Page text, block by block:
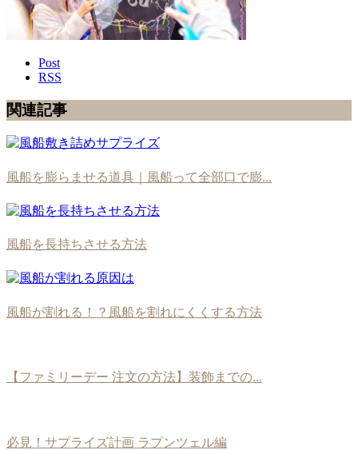
Post
RSS
関連記事
風船を膨らませる道具｜風船って全部口で膨...
風船を長持ちさせる方法
風船が割れる！？風船を割れにくくする方法
【ファミリーデー 注文の方法】装飾までの...
必見！サプライズ計画 ラプンツェル編